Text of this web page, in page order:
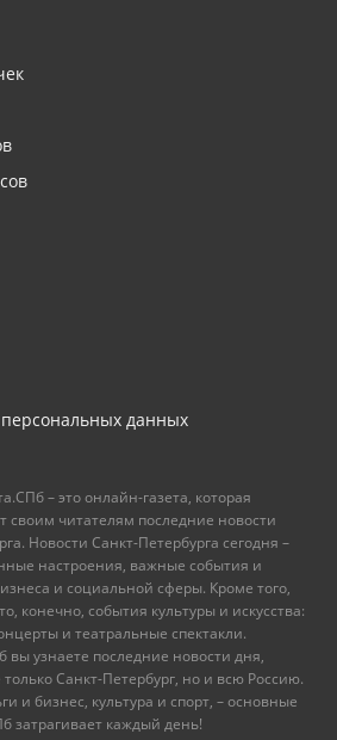
данных
– это онлайн-газета, которая
своим читателям последние новости
Новости Санкт-Петербурга сегодня –
настроения, важные события и
и социальной сферы. Кроме того,
конечно, события культуры и искусства:
и театральные спектакли.
вы узнаете последние новости дня,
Санкт-Петербург, но и всю Россию.
и бизнес, культура и спорт, – основные
затрагивает каждый день!